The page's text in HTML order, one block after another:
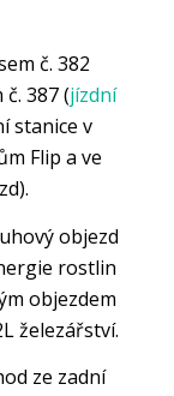
č. 382
387 (jízdní
stanice v
Flip a ve
objezd
rostlin
objezdem
železářství.
ze zadní